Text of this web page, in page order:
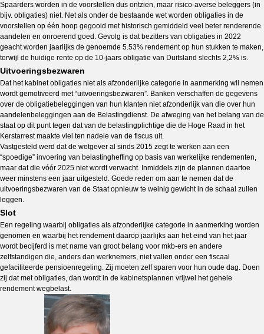
Spaarders worden in de voorstellen dus ontzien, maar risico-averse beleggers (in
bijv. obligaties) niet. Net als onder de bestaande wet worden obligaties in de
voorstellen op één hoop gegooid met historisch gemiddeld veel beter renderende
aandelen en onroerend goed. Gevolg is dat bezitters van obligaties in 2022
geacht worden jaarlijks de genoemde 5.53% rendement op hun stukken te maken,
terwijl de huidige rente op de 10-jaars obligatie van Duitsland slechts 2,2% is.
Uitvoeringsbezwaren
Dat het kabinet obligaties niet als afzonderlijke categorie in aanmerking wil nemen
wordt gemotiveerd met “uitvoeringsbezwaren”. Banken verschaffen de gegevens
over de obligatiebeleggingen van hun klanten niet afzonderlijk van die over hun
aandelenbeleggingen aan de Belastingdienst. De afweging van het belang van de
staat op dit punt tegen dat van de belastingplichtige die de Hoge Raad in het
Kerstarrest maakte viel ten nadele van de fiscus uit.
Vastgesteld werd dat de wetgever al sinds 2015 zegt te werken aan een
“spoedige” invoering van belastingheffing op basis van werkelijke rendementen,
maar dat die vóór 2025 niet wordt verwacht. Inmiddels zijn de plannen daartoe
weer minstens een jaar uitgesteld. Goede reden om aan te nemen dat de
uitvoeringsbezwaren van de Staat opnieuw te weinig gewicht in de schaal zullen
leggen.
Slot
Een regeling waarbij obligaties als afzonderlijke categorie in aanmerking worden
genomen en waarbij het rendement daarop jaarlijks aan het eind van het jaar
wordt becijferd is met name van groot belang voor mkb-ers en andere
zelfstandigen die, anders dan werknemers, niet vallen onder een fiscaal
gefaciliteerde pensioenregeling. Zij moeten zelf sparen voor hun oude dag. Doen
zij dat met obligaties, dan wordt in de kabinetsplannen vrijwel het gehele
rendement wegbelast.